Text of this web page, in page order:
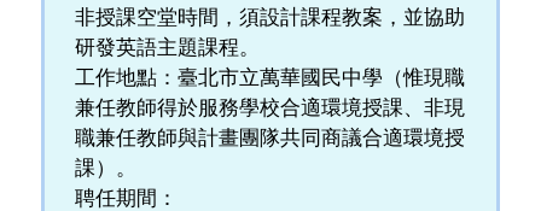
非授課空堂時間，須設計課程教案，並協助
研發英語主題課程。
工作地點：臺北市立萬華國民中學（惟現職
兼任教師得於服務學校合適環境授課、非現
職兼任教師與計畫團隊共同商議合適環境授
課）。
聘任期間：